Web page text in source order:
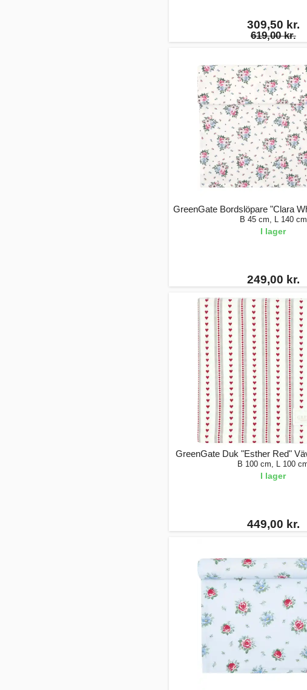
309,50 kr.
619,00 kr.
GreenGate Bordslöpare "Clara
B 45 cm, L 140 cm
I lager
249,00 kr.
GreenGate Duk "Esther Red"
B 100 cm, L 100
I lager
449,00 kr.